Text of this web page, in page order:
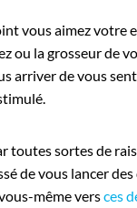
vous aimez votre
ou la grosseur de
arriver de vous
toutes sortes de
de vous lancer
même versces